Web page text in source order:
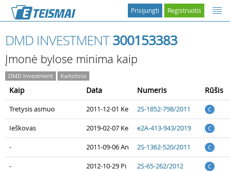
Registruotis
Prisijungti
DMD INVESTMENT300153383
Įmonė bylose minima kaip
DMD Investment Kartotinis
Kaip Data Numeris Rūšis
Tretysis asmuo 2011-12-01 Ke 2S-1852-798/2011 C
Ieškovas 2019-02-07 Ke e2A-413-943/2019 C
- 2011-09-06 An 2S-1362-520/2011 C
- 2012-10-29 Pi 2S-65-262/2012 C